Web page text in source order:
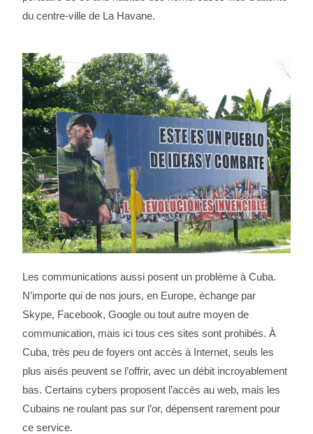
du centre-ville de La Havane.
Les communications aussi posent un problème à Cuba.
N’importe qui de nos jours, en Europe, échange par
Skype, Facebook, Google ou tout autre moyen de
communication, mais ici tous ces sites sont prohibés. À
Cuba, très peu de foyers ont accès à Internet, seuls les
plus aisés peuvent se l’offrir, avec un débit incroyablement
bas. Certains cybers proposent l’accès au web, mais les
Cubains ne roulant pas sur l’or, dépensent rarement pour
ce service.